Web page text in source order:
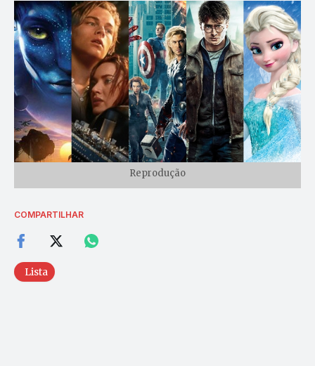
Reprodução
COMPARTILHAR
Lista